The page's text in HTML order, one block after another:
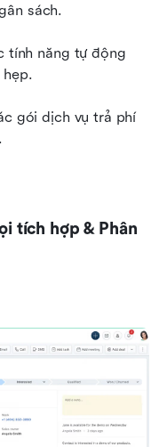
sách.
tính năng tự động
hẹp.
gói dịch vụ trả phí
tích hợp & Phân